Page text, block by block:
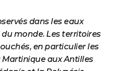
dans les eaux
monde. Les territoires
en particulier les
aux Antilles